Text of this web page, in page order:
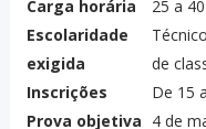
Carga horária
25 a
Escolaridade
exigida
de
Inscrições
De 15
Prova objetiva 4 de